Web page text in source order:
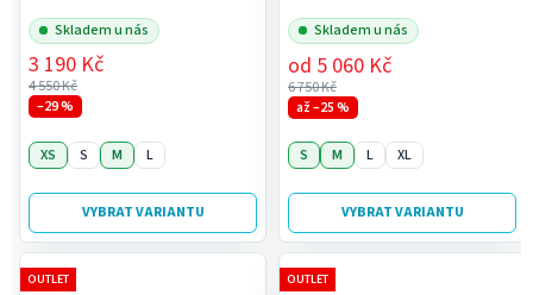
Skladem u nás
4 550 Kč
3 190 Kč
–29 %
VYBRAT VARIANTU
XS S M L
Skladem u nás
6 750 Kč
od 5 060 Kč
až –25 %
VYBRAT VARIANTU
S M L XL
OUTLET OUTLET